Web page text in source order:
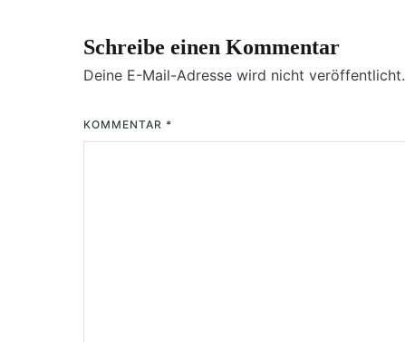
Schreibe einen Kommentar
Deine E-Mail-Adresse wird nicht veröffentlicht.
KOMMENTAR *